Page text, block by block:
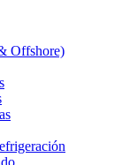
Offshore)